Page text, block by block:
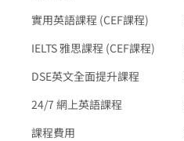
實用英語課程 (CEF課程)
IELTS 雅思課程 (CEF課程)
DSE英文全面提升課程
24/7 網上英語課程
課程費用